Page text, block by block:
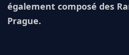
également composé des
Prague.